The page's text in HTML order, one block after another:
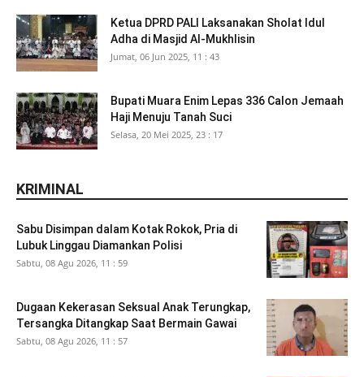
Ketua DPRD PALI Laksanakan Sholat Idul
Adha di Masjid Al-Mukhlisin
Jumat, 06 Jun 2025, 11 : 43
Bupati Muara Enim Lepas 336 Calon Jemaah
Haji Menuju Tanah Suci
Selasa, 20 Mei 2025, 23 : 17
KRIMINAL
Sabu Disimpan dalam Kotak Rokok, Pria di
Lubuk Linggau Diamankan Polisi
Sabtu, 08 Agu 2026, 11 : 59
Dugaan Kekerasan Seksual Anak Terungkap,
Tersangka Ditangkap Saat Bermain Gawai
Sabtu, 08 Agu 2026, 11 : 57